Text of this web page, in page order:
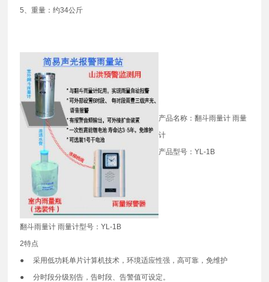
5、重量：约34公斤
产品名称：翻斗雨量计 雨量
计
产品型号：YL-1B
翻斗雨量计 雨量计型号：YL-1B
2特点
● 采用低功耗单片计算机技术，环境适应性强，高可靠，免维护
● 分时段分级别告，告时段、告警值可设定。